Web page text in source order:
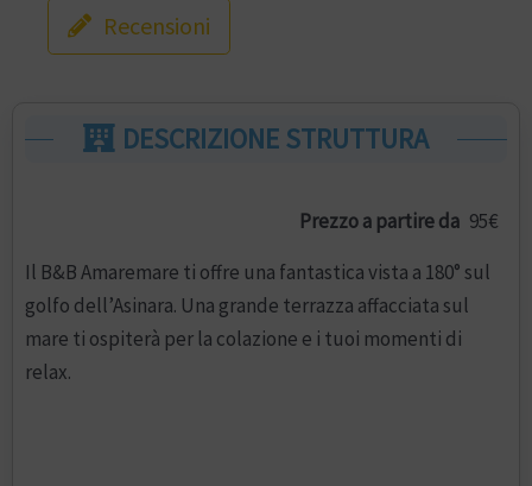
Recensioni
DESCRIZIONE STRUTTURA
Prezzo a partire da 95€
Il B&B Amaremare ti offre una fantastica vista a 180° sul
golfo dell’Asinara. Una grande terrazza affacciata sul
mare ti ospiterà per la colazione e i tuoi momenti di
relax.